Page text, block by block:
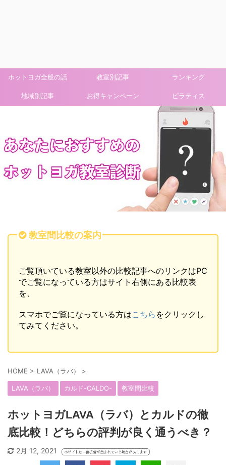
ホットヨガ全般の話 教室別記事 ランキング
地域別記事 お得キャンペーン ピラティス
教室間比較の案内
ご覧頂いている教室以外の比較記事へのリンクはPC
でご覧になっている方はサイト右側にある比較表
を、
スマホでご覧になっている方はこちら をクリックし
てみてください。
HOME > LAVA（ラバ） >
LAVA（ラバ） カルド-CALDO- 教室間比較
ホットヨガLAVA（ラバ）とカルドの徹
底比較！どちらの評判が良く通うべき？
2月 12, 2021